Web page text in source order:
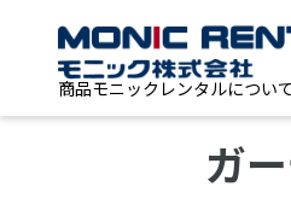
商品モニックレンタルについて
ガ